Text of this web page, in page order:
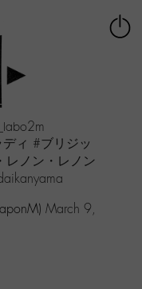
ィ #ブリジッ
レノン・レノン
March 9,